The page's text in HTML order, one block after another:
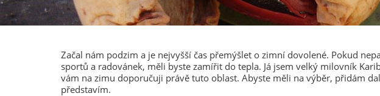
Začal nám podzim a je nejvyšší čas přemýšlet o zimní dovolené. Pokud
sportů a radovánek, měli byste zamířit do tepla. Já jsem velký milovník
vám na zimu doporučuji právě tuto oblast. Abyste měli na výběr, přidám
představím.